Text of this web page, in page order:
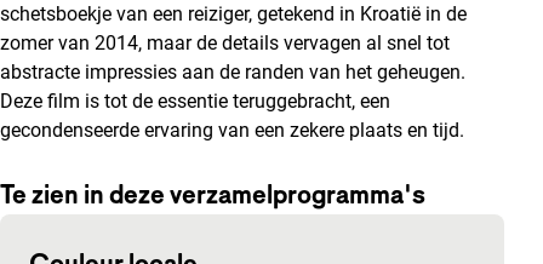
schetsboekje van een reiziger, getekend in Kroatië in de
zomer van 2014, maar de details vervagen al snel tot
abstracte impressies aan de randen van het geheugen.
Deze film is tot de essentie teruggebracht, een
gecondenseerde ervaring van een zekere plaats en tijd.
Te zien in deze verzamelprogramma's